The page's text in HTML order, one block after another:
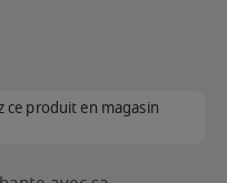
ce produit en magasin